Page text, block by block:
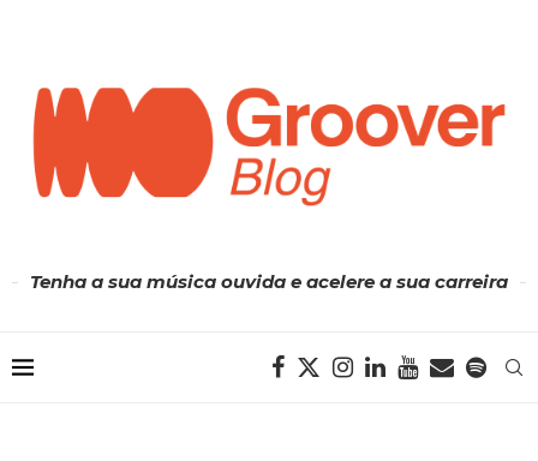
Tenha a sua música ouvida e acelere a sua carreira